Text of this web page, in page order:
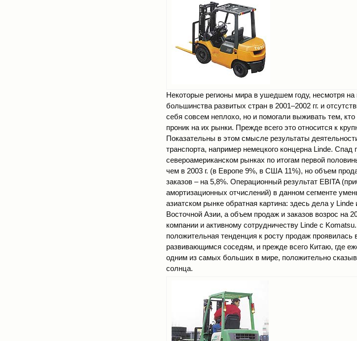
Некоторые регионы мира в ушедшем году, несмотря на
большинства развитых стран в 2001–2002 гг. и
себя совсем неплохо, но и помогали выживать тем,
проник на их рынки. Прежде всего это относится к
Показательны в этом смысле результаты
транспорта, например немецкого концерна Linde. Спад
североамериканском рынках по итогам первой
чем в 2003 г. (в Европе 9%, в США 11%), но объем
заказов – на 5,8%. Операционный результат EBITA
амортизационных отчислений) в данном сегменте
азиатском рынке обратная картина: здесь дела у
Восточной Азии, а объем продаж и заказов возрос на
компании и активному сотрудничеству Linde с
положительная тенденция к росту продаж
развивающимся соседям, и прежде всего Китаю, где
одним из самых больших в мире, положительно
солнца.